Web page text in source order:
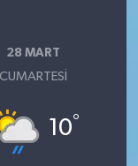
28 MART
CUMARTESI
10°